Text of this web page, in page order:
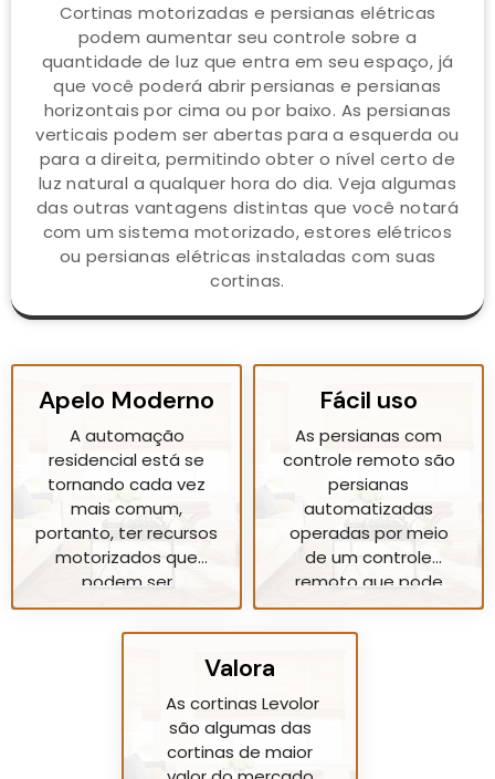
Cortinas motorizadas e persianas elétricas
podem aumentar seu controle sobre a
quantidade de luz que entra em seu espaço, já
que você poderá abrir persianas e persianas
horizontais por cima ou por baixo. As persianas
verticais podem ser abertas para a esquerda ou
para a direita, permitindo obter o nível certo de
luz natural a qualquer hora do dia. Veja algumas
das outras vantagens distintas que você notará
com um sistema motorizado, estores elétricos
ou persianas elétricas instaladas com suas
cortinas.
Apelo Moderno
A automação
residencial está se
tornando cada vez
mais comum,
portanto, ter recursos
motorizados que
podem ser
integrados aos
controles dos
vantagem para seu
conforto e
comodidade.
Fácil uso
As persianas com
controle remoto são
persianas
automatizadas
operadas por meio
de um controle
remoto que pode
facilitar a
personalização da
seu espaço a
qualquer hora do dia.
Esta facilidade de uso
Valora
As cortinas Levolor
são algumas das
cortinas de maior